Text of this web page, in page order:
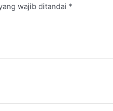
wajib ditandai *